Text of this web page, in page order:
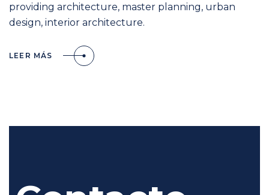
providing architecture, master planning, urban
design, interior architecture.
LEER MÁS